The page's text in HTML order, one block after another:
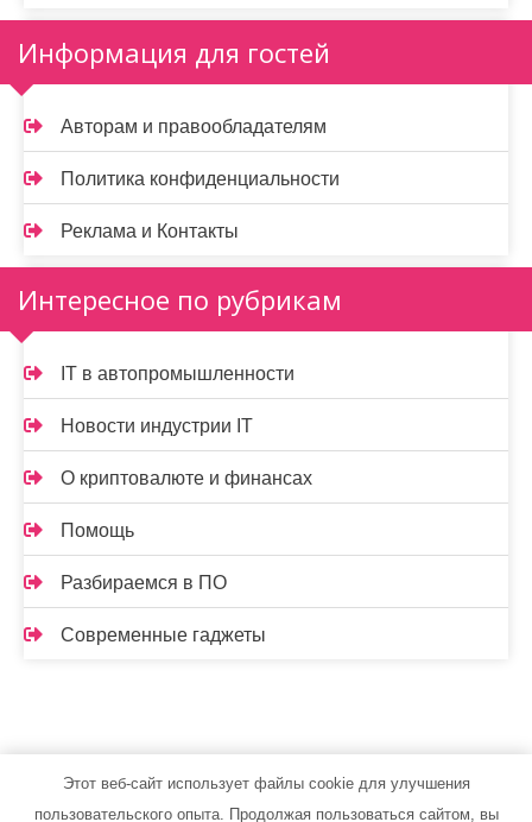
Информация для гостей
Авторам и правообладателям
Политика конфиденциальности
Реклама и Контакты
Интересное по рубрикам
IT в автопромышленности
Новости индустрии IT
О криптовалюте и финансах
Помощь
Разбираемся в ПО
Современные гаджеты
tooglik.ru - Работает на WordPress
Этот веб-сайт использует файлы cookie для улучшения
пользовательского опыта. Продолжая пользоваться сайтом, вы